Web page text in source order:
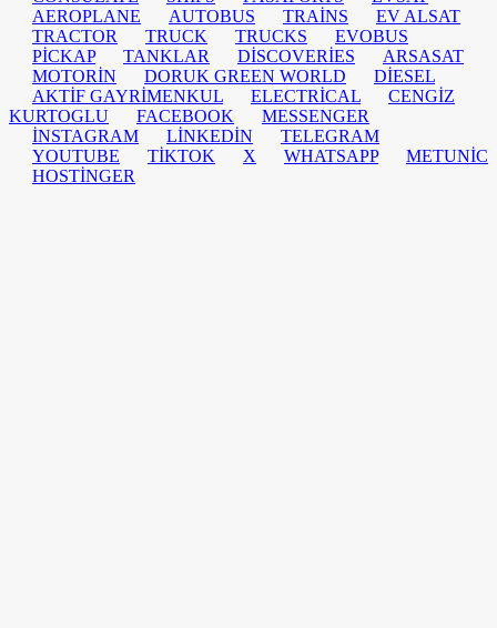
AEROPLANE
AUTOBUS TRAİNS
EV ALSAT
TRACTOR
TRUCK TRUCKS
EVOBUS
PİCKAP
TANKLAR DİSCOVERİES
ARSASAT
MOTORİN
DORUK GREEN WORLD
DİESEL
AKTİF GAYRİMENKUL
ELECTRİCAL
CENGİZ
KURTOGLU
FACEBOOK
MESSENGER
İNSTAGRAM
LİNKEDİN
TELEGRAM
YOUTUBE
TİKTOK X WHATSAPP
METUNİC
HOSTİNGER